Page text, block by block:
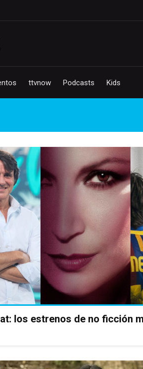
ttvnow Podcasts Kids
los estrenos de no ficción